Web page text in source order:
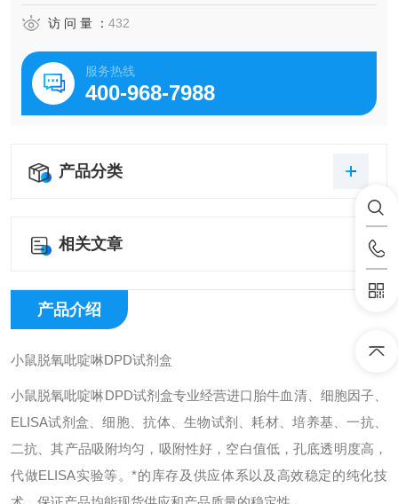
访 问 量 ： 432
服务热线
400-968-7988
产品分类
相关文章
产品介绍
小鼠脱氧吡啶啉DPD试剂盒
小鼠脱氧吡啶啉DPD试剂盒专业经营进口胎牛血清、细胞因子、
ELISA试剂盒、细胞、抗体、生物试剂、耗材、培养基、一抗、
二抗、其产品吸附均匀，吸附性好，空白值低，孔底透明度高，
代做ELISA实验等。*的库存及供应体系以及高效稳定的纯化技